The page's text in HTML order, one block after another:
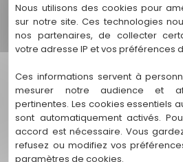
soutenir les projets
3. Quels services propose ENDEO
ENDEO Environnement
piézométriques, des analyses
que des recommandations sur
correctives à prendre en cas
détectés.
Nous utilisons des cookies pour
sur notre site. Ces technologies
nos partenaires, de collecter
votre adresse IP et vos préférences
Ces informations servent à
mesurer notre audience et
pertinentes. Les cookies essentiels
sont automatiquement activés.
accord est nécessaire. Vous
refusez ou modifiez vos
paramètres de cookies.